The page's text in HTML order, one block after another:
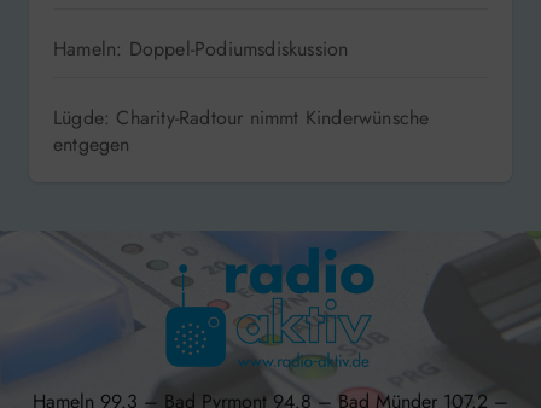
Hameln: Doppel-Podiumsdiskussion
Lügde: Charity-Radtour nimmt Kinderwünsche
entgegen
Hameln 99.3 – Bad Pyrmont 94.8 – Bad Münder 107.2 –